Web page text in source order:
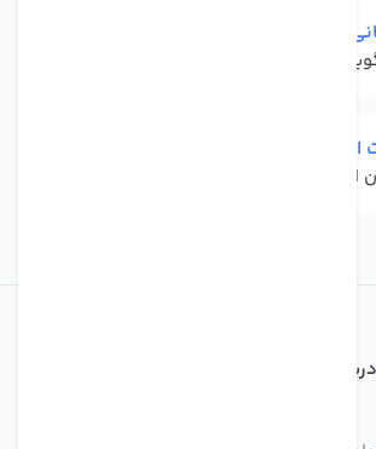
سریع
سریع به تماس‌ها و پیام‌ها
بودن کالا
از خرید کالای اورجینال
درباره فروشگاه